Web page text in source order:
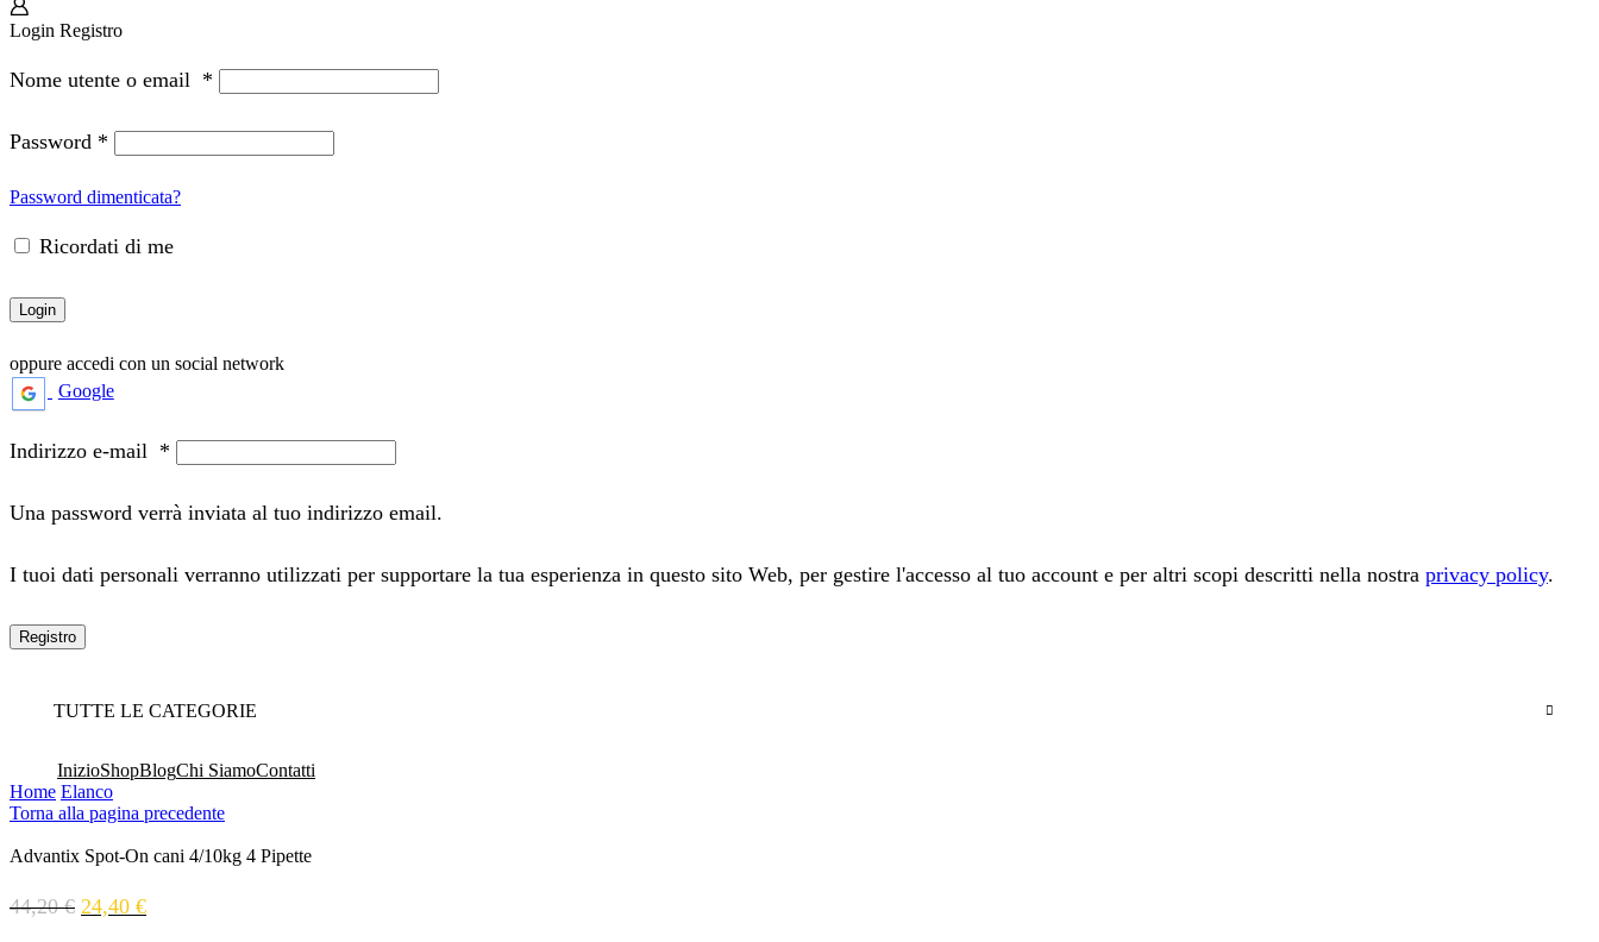
Login Registro
Nome utente o email *
Password *
Password dimenticata?
Ricordati di me
Login
oppure accedi con un social network
Google
Indirizzo e-mail *
Una password verrà inviata al tuo indirizzo email.
I tuoi dati personali verranno utilizzati per supportare la tua esperienza in questo sito Web, per gestire l'accesso al tuo account e per altri scopi descritti nella nostra privacy policy.
Registro
TUTTE LE CATEGORIE
InizioShopBlogChi SiamoContatti
Home Elanco
Torna alla pagina precedente
Advantix Spot-On cani 4/10kg 4 Pipette
44,20€ 24,40 €